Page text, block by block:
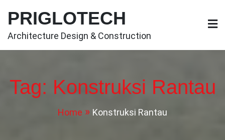
content
PRIGLOTECH
Architecture Design & Construction
Tag: Konstruksi Rantau
Home Konstruksi Rantau